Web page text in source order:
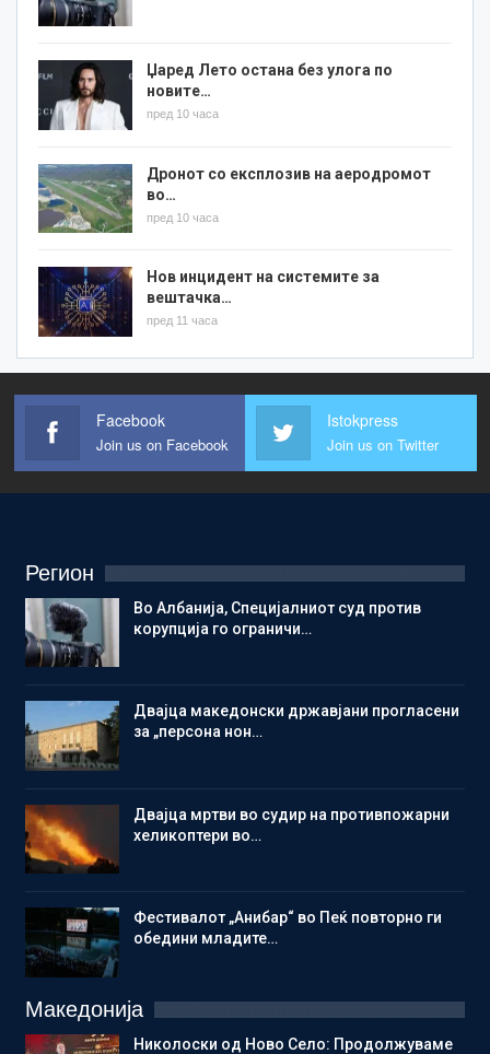
Џаред Лето остана без улога по
новите…
пред 10 часа
Дронот со експлозив на аеродромот
во…
пред 10 часа
Нов инцидент на системите за
вештачка…
пред 11 часа
Facebook
Join us on Facebook
Istokpress
Join us on Twitter
Регион
Во Албанија, Специјалниот суд против
корупција го ограничи…
Двајца македонски државјани прогласени
за „персона нон…
Двајца мртви во судир на противпожарни
хеликоптери во…
Фестивалот „Анибар“ во Пеќ повторно ги
обедини младите…
Македонија
Николоски од Ново Село: Продолжуваме